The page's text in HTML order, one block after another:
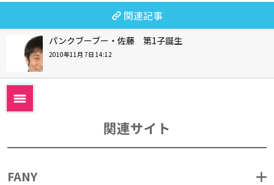
関連記事
パンクブーブー・佐藤 第1子誕生
2010年11月 7日 14:12
関連サイト
FANY